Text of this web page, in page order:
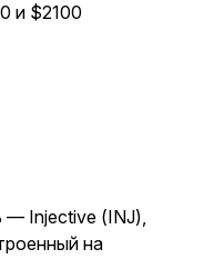
и $2100
— Injective (INJ),
на